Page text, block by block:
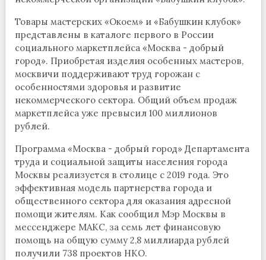
Товары мастерских «Окоем» и «Бабушкин клубок»
представлены в каталоге первого в России
социального маркетплейса «Москва - добрый
город». Приобретая изделия особенных мастеров,
москвичи поддерживают труд горожан с
особенностями здоровья и развитие
некоммерческого сектора. Общий объем продаж
маркетплейса уже превысил 100 миллионов
рублей.
Программа «Москва - добрый город» Департамента
труда и социальной защиты населения города
Москвы реализуется в столице с 2019 года. Это
эффективная модель партнерства города и
общественного сектора для оказания адресной
помощи жителям. Как сообщил Мэр Москвы в
мессенджере МАКС, за семь лет финансовую
помощь на общую сумму 2,8 миллиарда рублей
получили 738 проектов НКО.